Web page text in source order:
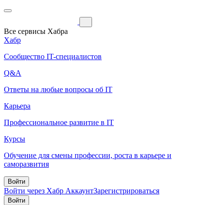
Все сервисы Хабра
Хабр
Сообщество IT-специалистов
Q&A
Ответы на любые вопросы об IT
Карьера
Профессиональное развитие в IT
Курсы
Обучение для смены профессии, роста в карьере и
саморазвития
Войти
Войти через Хабр АккаунтЗарегистрироваться
Войти